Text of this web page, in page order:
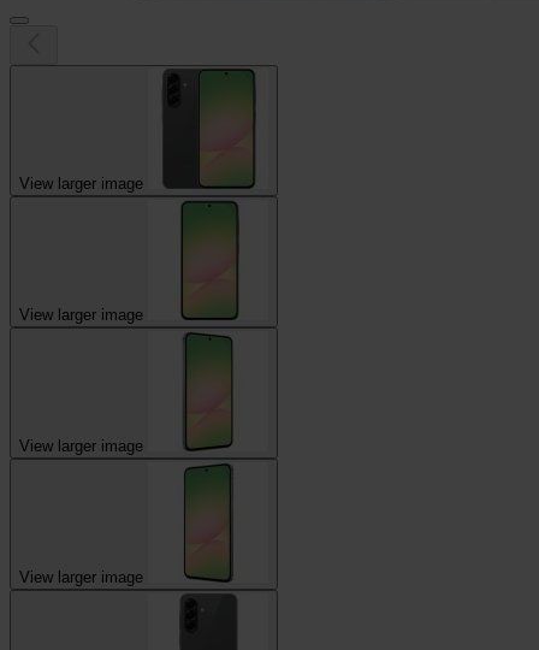
View larger image
View larger image
View larger image
View larger image